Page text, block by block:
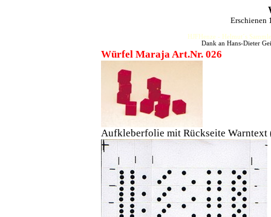
Erschienen
HJFHenze - Helmut´s
Dank an Hans-Dieter
Würfel Maraja Art.Nr. 026
Aufkleberfolie mit Rückseite